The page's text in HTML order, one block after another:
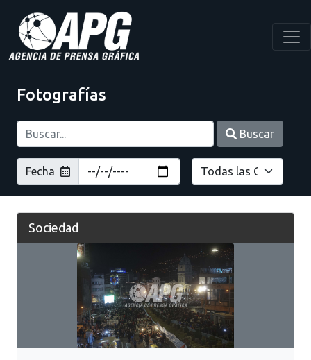
Fotografías
Buscar
Fecha
Sociedad